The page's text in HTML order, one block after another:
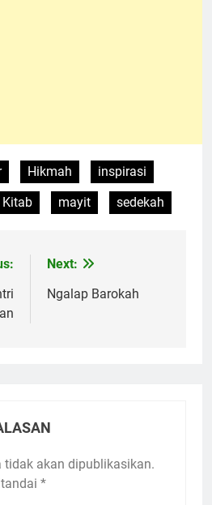
Hikmah
inspirasi
Kitab mayit sedekah
Next:
Ngalap Barokah
tidak akan dipublikasikan.
*